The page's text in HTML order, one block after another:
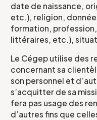
date de naissance,
etc.), religion,
formation,
littéraires, etc.),
Le Cégep utilise des
concernant sa
son personnel et
s’acquitter de sa
fera pas usage des
d’autres fins que